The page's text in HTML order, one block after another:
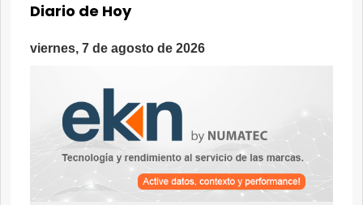
Diario de Hoy
viernes, 7 de agosto de 2026